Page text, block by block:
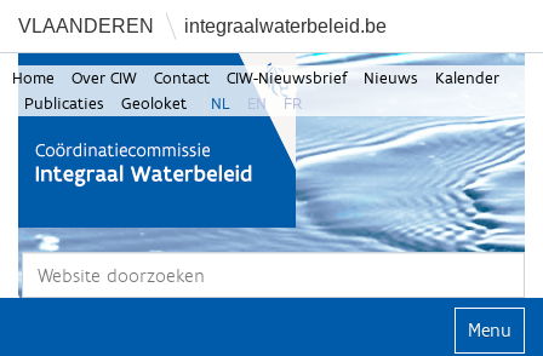
VLAANDEREN integraalwaterbeleid.be
Zoek
Home Over CIW Contact CIW-Nieuwsbrief Nieuws
Kalender
Publicaties
Geoloket NL EN FR
Klap